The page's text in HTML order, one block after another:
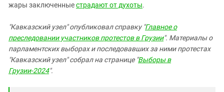
жары заключенныестрадают от духоты.
"Кавказский узел" опубликовал справку "Главное о
преследовании участников протестов в Грузии". Материалы о
парламентских выборах и последовавших за ними протестах
"Кавказский узел" собрал на странице "Выборы в
Грузии-2024".